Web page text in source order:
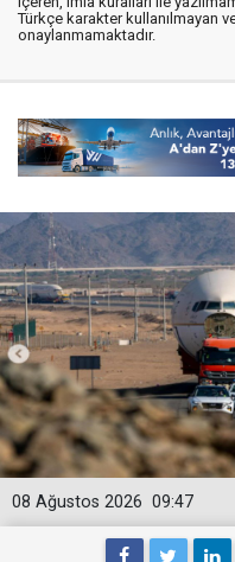
Türkçe karakter kullanılmayan
onaylanmamaktadır.
09:47
08 Ağustos 2026